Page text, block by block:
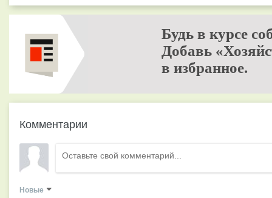
Будь в курсе
Добавь
в избранное.
Комментарии
Новые